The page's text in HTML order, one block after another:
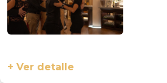
+ Ver detalle